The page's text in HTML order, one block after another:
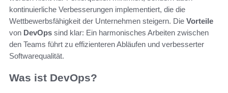
kontinuierliche Verbesserungen implementiert, die die
Wettbewerbsfähigkeit der Unternehmen steigern. Die Vorteile
von DevOps sind klar: Ein harmonisches Arbeiten zwischen
den Teams führt zu effizienteren Abläufen und verbesserter
Softwarequalität.
Was ist DevOps?